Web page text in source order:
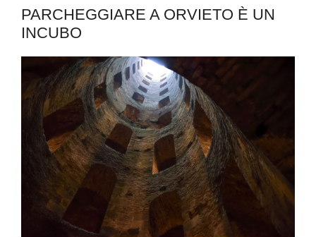
PARCHEGGIARE A ORVIETO È UN
INCUBO